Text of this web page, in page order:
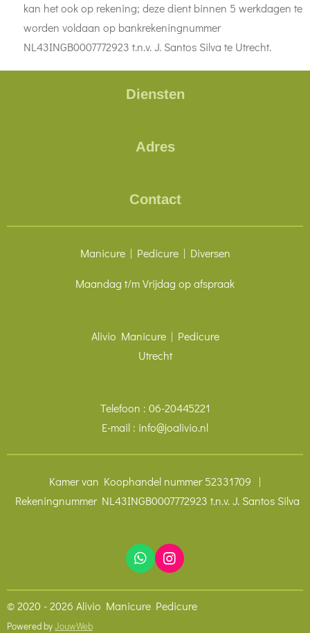
kan het ook op rekening; deze dientbinnen 5 werkdagen te
worden voldaan op bankrekeningnummer
NL43INGB0007772923 t.n.v. J. Santos Silva te Utrecht.
Diensten
Adres
Contact
Manicure | Pedicure | Diversen
Maandag t/m Vrijdag op afspraak
Alivio Manicure | Pedicure
Utrecht
Telefoon : 06-20445221
E-mail : info@joalivio.nl
Kamer van Koophandel nummer 52331709 |
Rekeningnummer NL43INGB0007772923 t.n.v. J. Santos Silva
W
h
a
t
I
n
s
t
© 2020 - 2026 Alivio Manicure Pedicure
Powered byJouwWeb